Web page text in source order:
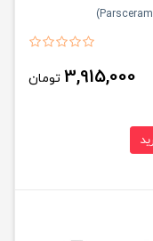
3,915,000 تومان